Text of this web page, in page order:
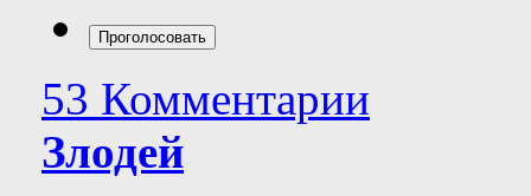
53 Комментарии
Злодей